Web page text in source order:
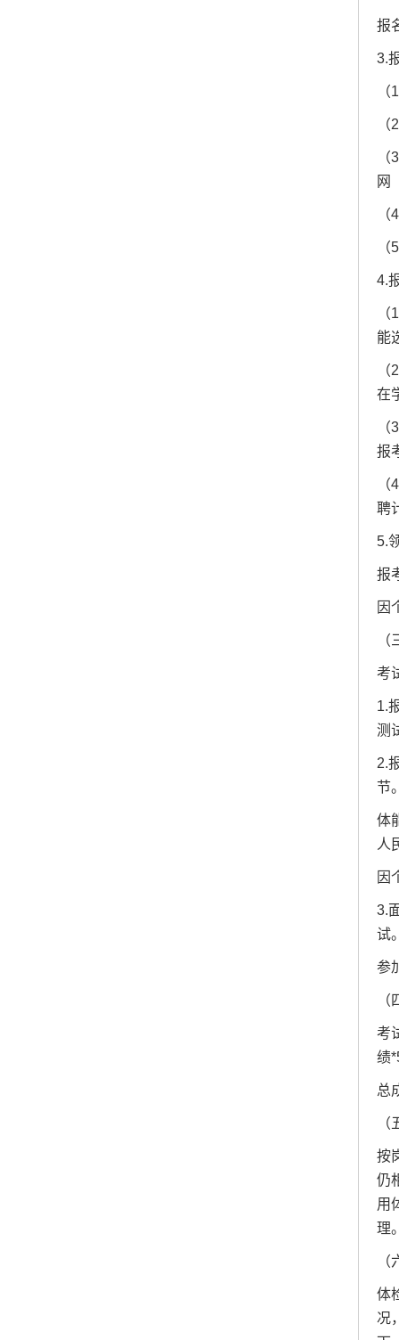
报
3.
网
4.
能
在
报
聘
5.
报
因
考
1.
测
2.
节
体
人
因
3.
试
参
考
绩
总
按
仍
用
理
体
况